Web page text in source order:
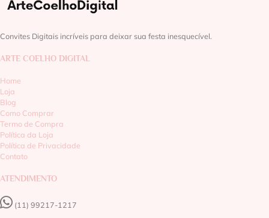
Convites Digitais incríveis para deixar sua festa inesquecível.
ARTE COELHO DIGITAL
Home
Loja
Blog
Como Comprar
Termo de Compra
Política da Loja
Política de Privacidade
Contato
ATENDIMENTO
(11) 99217-1217‬